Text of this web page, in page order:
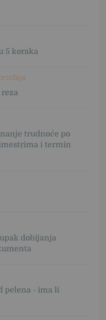
5 koraka
trudnoće po
i termin
dobijanja
pelena - ima li